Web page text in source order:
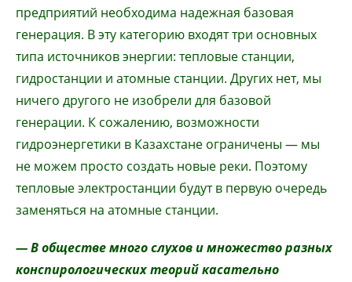
предприятий необходима надежная базовая
генерация. В эту категорию входят три основных
типа источников энергии: тепловые станции,
гидростанции и атомные станции. Других нет, мы
ничего другого не изобрели для базовой
генерации. К сожалению, возможности
гидроэнергетики в Казахстане ограничены — мы
не можем просто создать новые реки. Поэтому
тепловые электростанции будут в первую очередь
заменяться на атомные станции.
— В обществе много слухов и множество разных
конспирологических теорий касательно